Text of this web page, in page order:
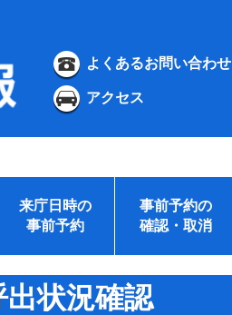
よくあるお問い合わせ
アクセス
来庁日時の
事前予約
事前予約の
確認・取消
状況確認